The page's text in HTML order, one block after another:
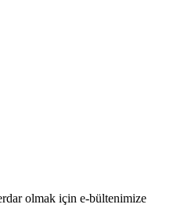
olmak için e-bültenimize